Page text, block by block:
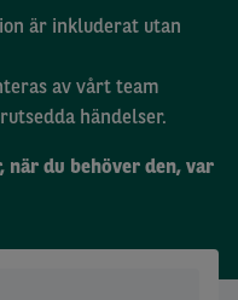
är inkluderat utan
av vårt team
händelser.
när du behöver den, var